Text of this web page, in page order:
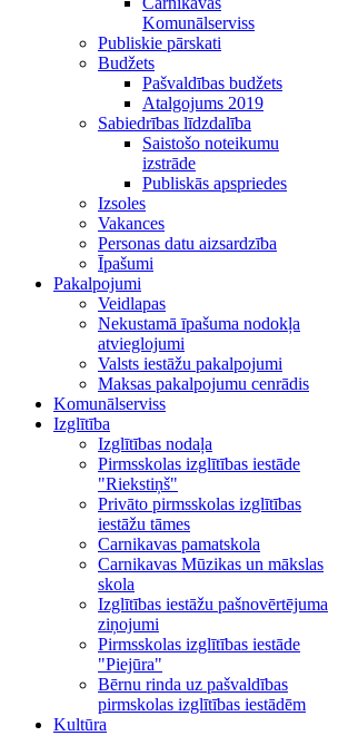
Komunālserviss
Publiskie pārskati
Budžets
Pašvaldības budžets
Atalgojums 2019
Sabiedrības līdzdalība
Saistošo noteikumu
izstrāde
Publiskās apspriedes
Izsoles
Vakances
Personas datu aizsardzība
Īpašumi
Pakalpojumi
Veidlapas
Nekustamā īpašuma nodokļa
atvieglojumi
Valsts iestāžu pakalpojumi
Maksas pakalpojumu cenrādis
Komunālserviss
Izglītība
Izglītības nodaļa
Pirmsskolas izglītības iestāde
"Riekstiņš"
Privāto pirmsskolas izglītības
iestāžu tāmes
Carnikavas pamatskola
Carnikavas Mūzikas un mākslas
skola
Izglītības iestāžu pašnovērtējuma
ziņojumi
Pirmsskolas izglītības iestāde
"Piejūra"
Bērnu rinda uz pašvaldības
pirmskolas izglītības iestādēm
Kultūra